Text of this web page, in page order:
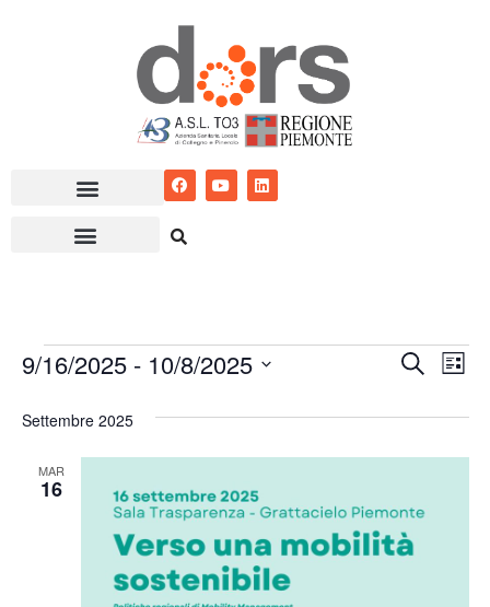
Eventi
Cerca
Lista
9/16/2025 - 10/8/2025
la
Settembre 2025
MAR
16